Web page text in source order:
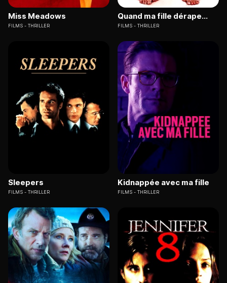
Miss Meadows
FILMS THRILLER
Quand ma fille dérape...
FILMS THRILLER
Sleepers
FILMS THRILLER
Kidnappée avec ma fille
FILMS THRILLER